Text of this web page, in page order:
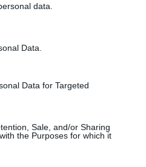
data.
Data.
Data for Targeted
Sale, and/or Sharing
the Purposes for which it
a viajeros de
acudan al Senado en